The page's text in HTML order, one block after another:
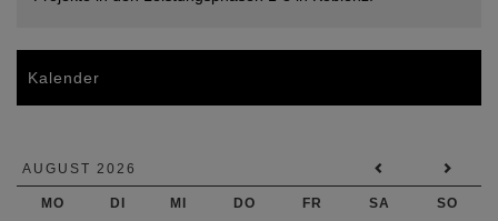
Kalender
AUGUST 2026
MO DI MI DO FR SA SO